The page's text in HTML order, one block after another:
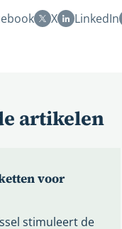
X LinkedIn
artikelen
voor
stimuleert de